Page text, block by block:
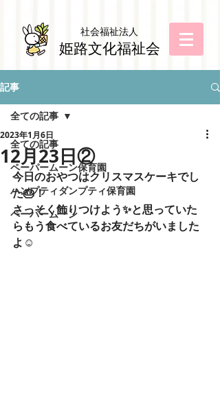
社会福祉法人
姫路文化福祉会
記事
全ての記事
ペーパームーン保育園
ハンプティダンプティ保育園
ペーパームーン
全ての記事
12月23日②
2023年1月6日
今日のおやつはクリスマスケーキでし
た🎂！
さっそく飾りつけよう✨と思っていた
らもう食べているお友だちがいました
よ☺